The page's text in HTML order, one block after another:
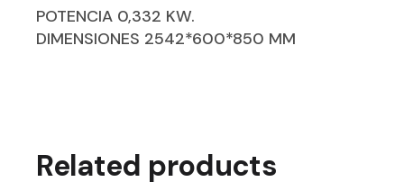
POTENCIA 0,332 KW.
DIMENSIONES 2542*600*850 MM
Related products